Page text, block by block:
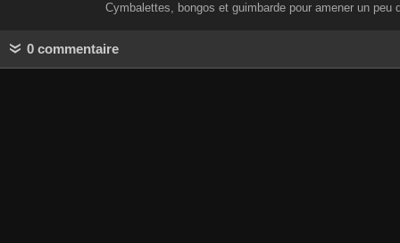
Cymbalettes, bongos et guimbarde pour amener un peu
0 commentaire